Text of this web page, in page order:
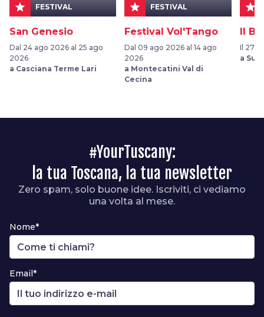
star FESTIVAL
San Genesio
Dal 24 ago 2026 al 25 ago
2026
a Casciana Terme Lari
star FESTIVAL
Festival Vol'Tango
Dal 09 ago 2026 al 14 ago
2026
a Montecatini Val di
Cecina
star
Il
Il 27
a
#YourTuscany:
la tua Toscana, la tua newsletter
Zero spam, solo buone idee. Iscriviti, ci vediamo
una volta al mese.
Nome*
Email*